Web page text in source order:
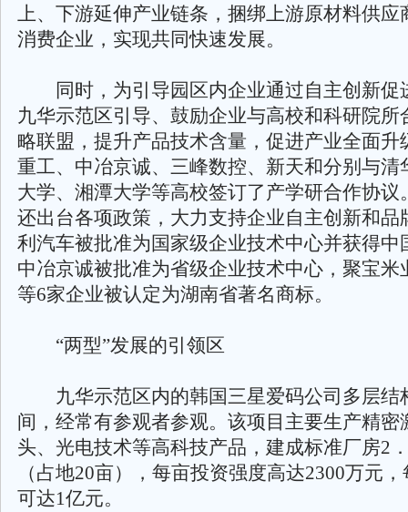
上、下游延伸产业链条，捆绑上游原材料供应
消费企业，实现共同快速发展。
同时，为引导园区内企业通过自主创新促
九华示范区引导、鼓励企业与高校和科研院所
略联盟，提升产品技术含量，促进产业全面升
重工、中冶京诚、三峰数控、新天和分别与清
大学、湘潭大学等高校签订了产学研合作协议
还出台各项政策，大力支持企业自主创新和品
利汽车被批准为国家级企业技术中心并获得中
中冶京诚被批准为省级企业技术中心，聚宝米
等6家企业被认定为湖南省著名商标。
“两型”发展的引领区
九华示范区内的韩国三星爱码公司多层结
间，经常有参观者参观。该项目主要生产精密
头、光电技术等高科技产品，建成标准厂房2
（占地20亩），每亩投资强度高达2300万元
可达1亿元。